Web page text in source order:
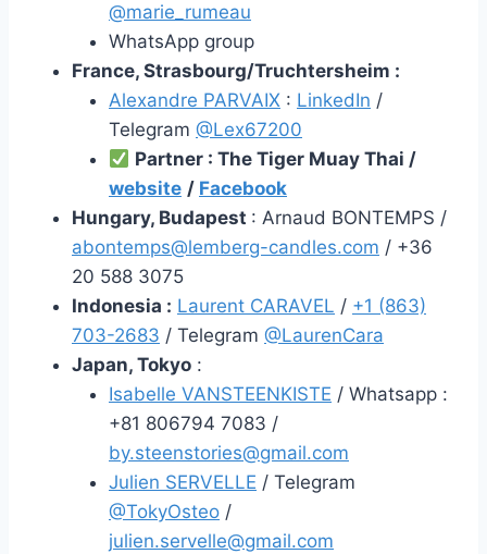
@marie_rumeau
WhatsApp group
France, Strasbourg/Truchtersheim :
Alexandre PARVAIX : LinkedIn /
Telegram @Lex67200
Partner : The Tiger Muay Thai /
website / Facebook
Hungary, Budapest : Arnaud BONTEMPS /
abontemps@lemberg-candles.com / +36
20 588 3075
Indonesia : Laurent CARAVEL / +1 (863)
703-2683 / Telegram @LaurenCara
Japan, Tokyo :
Isabelle VANSTEENKISTE / Whatsapp :
+81 806794 7083 /
by.steenstories@gmail.com
Julien SERVELLE / Telegram
@TokyOsteo /
julien.servelle@gmail.com